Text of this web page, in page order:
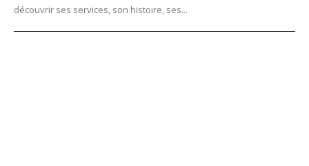
découvrir ses services, son histoire, ses...